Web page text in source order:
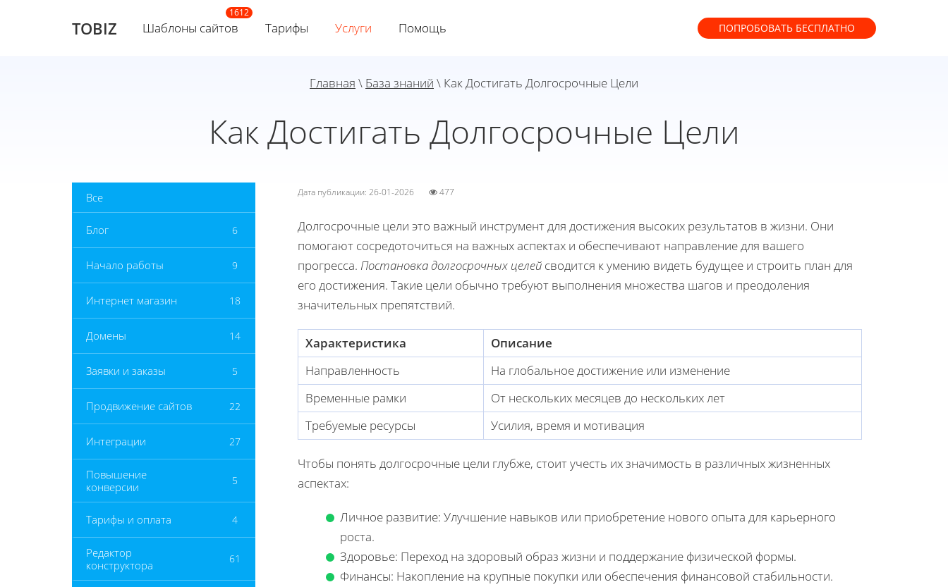
TOBIZ Шаблоны сайтов Тарифы Услуги Помощь ПОПРОБОВАТЬ БЕСПЛАТНО
Главная \ База знаний \ Как Достигать Долгосрочные Цели
Как Достигать Долгосрочные Цели
Все
Блог 6
Начало работы 9
Интернет магазин 18
Домены 14
Заявки и заказы 5
Продвижение сайтов 22
Интеграции 27
Повышение
конверсии
5
Тарифы и оплата 4
Редактор
конструктора
61
Дата публикации: 26-01-2026 477
Долгосрочные цели это важный инструмент для достижения высоких результатов в жизни. Они
помогают сосредоточиться на важных аспектах и обеспечивают направление для вашего
прогресса. Постановка долгосрочных целей сводится к умению видеть будущее и строить план для
его достижения. Такие цели обычно требуют выполнения множества шагов и преодоления
значительных препятствий.
Характеристика
Описание
Направленность
На глобальное достижение или изменение
Временные рамки
От нескольких месяцев до нескольких лет
Требуемые ресурсы
Усилия, время и мотивация
Чтобы понять долгосрочные цели глубже, стоит учесть их значимость в различных жизненных
аспектах:
Личное развитие: Улучшение навыков или приобретение нового опыта для карьерного
роста.
Здоровье: Переход на здоровый образ жизни и поддержание физической формы.
Финансы: Накопление на крупные покупки или обеспечения финансовой стабильности.